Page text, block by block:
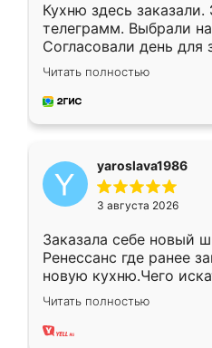
Кухню здесь
телеграмм. Выбрали
Согласовали день для
недели кухня была уже
довольны работой.
мебель за
Читать полностью
yaroslava1986
3 августа 2026
Заказала себе новый
Ренессанс где ранее
новую кухню.Чего
вполне довольна.
два года, нареканий нет.
Читать полностью